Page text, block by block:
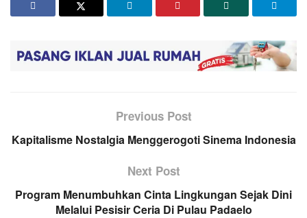
Previous Post
Kapitalisme Nostalgia Menggerogoti Sinema Indonesia
Next Post
Program Menumbuhkan Cinta Lingkungan Sejak Dini
Melalui Pesisir Ceria Di Pulau Padaelo